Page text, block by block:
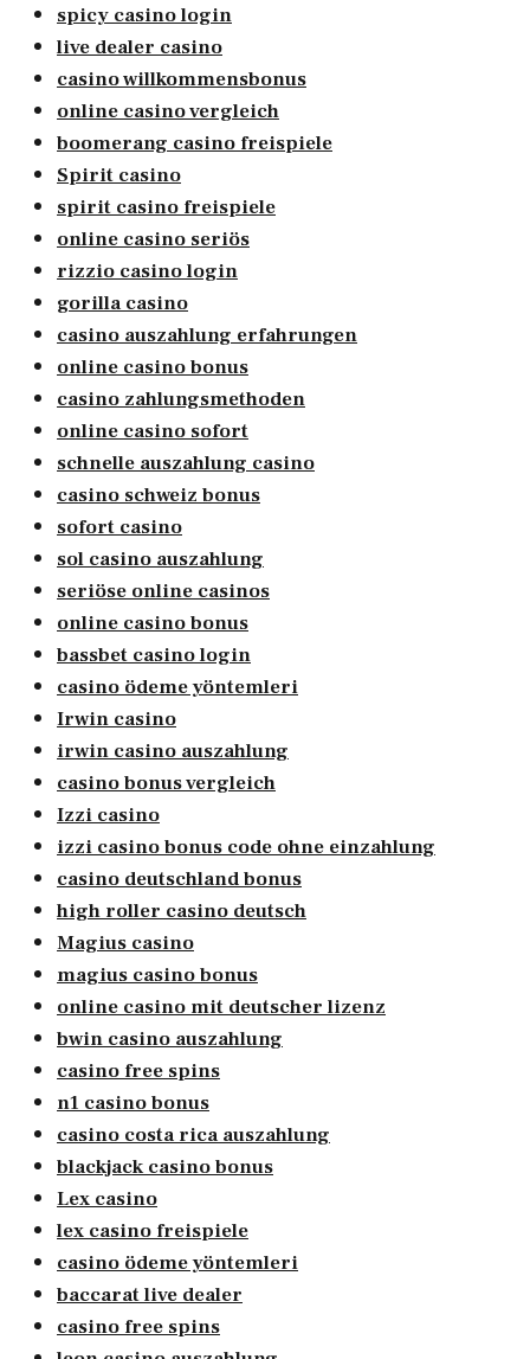
spicy casino login
live dealer casino
casino willkommensbonus
online casino vergleich
boomerang casino freispiele
Spirit casino
spirit casino freispiele
online casino seriös
rizzio casino login
gorilla casino
casino auszahlung erfahrungen
online casino bonus
casino zahlungsmethoden
online casino sofort
schnelle auszahlung casino
casino schweiz bonus
sofort casino
sol casino auszahlung
seriöse online casinos
online casino bonus
bassbet casino login
casino ödeme yöntemleri
Irwin casino
irwin casino auszahlung
casino bonus vergleich
Izzi casino
izzi casino bonus code ohne einzahlung
casino deutschland bonus
high roller casino deutsch
Magius casino
magius casino bonus
online casino mit deutscher lizenz
bwin casino auszahlung
casino free spins
n1 casino bonus
casino costa rica auszahlung
blackjack casino bonus
Lex casino
lex casino freispiele
casino ödeme yöntemleri
baccarat live dealer
casino free spins